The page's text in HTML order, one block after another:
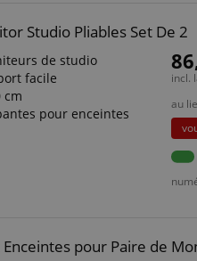
Studio Pliables Set De 2
de studio
facile
cm
pour enceintes
incl.
au
pour Paire de